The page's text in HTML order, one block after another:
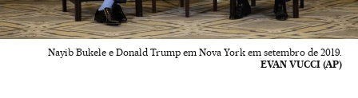
Nayib Bukele e Donald Trump em Nova York em setembro de 2019.
EVAN VUCCI (AP)